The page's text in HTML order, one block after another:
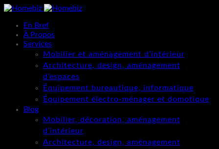
En Bref
À Propos
Services
Mobilier et aménagement d’intérieur
Architecture, design, aménagement
d’espaces
Équipement bureautique, informatique
Équipement électro-ménager et domotique
Blog
Mobilier, décoration, aménagement
d’intérieur
Architecture, design, aménagement